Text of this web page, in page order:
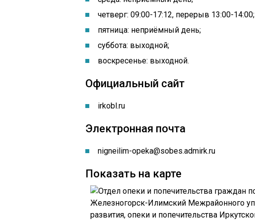
четверг: 09:00-17:12, перерыв 13:00-14:00;
пятница: неприёмный день;
суббота: выходной;
воскресенье: выходной.
Официальный сайт
irkobl.ru
Электронная почта
nigneilim-opeka@sobes.admirk.ru
Показать на карте